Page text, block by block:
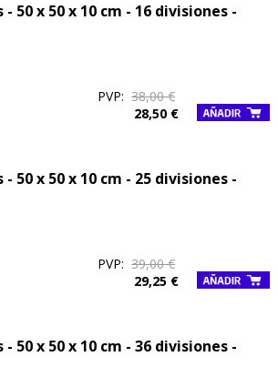
50 x 50 x 10 cm - 16 divisiones -
PVP: 38,00 €
28,50 €
50 x 50 x 10 cm - 25 divisiones -
PVP: 39,00 €
29,25 €
50 x 50 x 10 cm - 36 divisiones -